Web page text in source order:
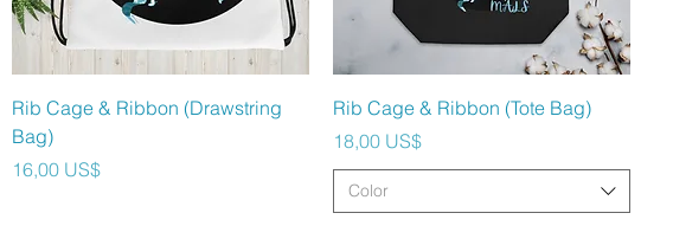
Vista rápida
Rib Cage & Ribbon (Drawstring
Bag)
Precio
16,00 US$
Vista rápida
Rib Cage & Ribbon (Tote Bag)
Precio
18,00 US$
Color